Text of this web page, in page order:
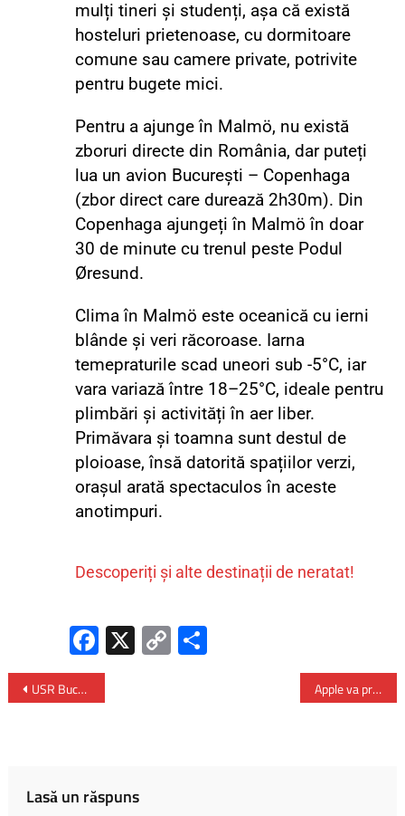
mulți tineri și studenți, așa că există
hosteluri prietenoase, cu dormitoare
comune sau camere private, potrivite
pentru bugete mici.
Pentru a ajunge în Malmö, nu există
zboruri directe din România, dar puteți
lua un avion București – Copenhaga
(zbor direct care durează 2h30m). Din
Copenhaga ajungeți în Malmö în doar
30 de minute cu trenul peste Podul
Øresund.
Clima în Malmö este oceanică cu ierni
blânde și veri răcoroase. Iarna
temepraturile scad uneori sub -5°C, iar
vara variază între 18–25°C, ideale pentru
plimbări și activități în aer liber.
Primăvara și toamna sunt destul de
ploioase, însă datorită spațiilor verzi,
orașul arată spectaculos în aceste
anotimpuri.
Descoperiți și alte destinații de neratat!
Fa
ce
b
X C
o
USR București propune interzicerea reclamelor la jocuri de noroc și la produse din tutun încălzit Apple va produce în India modelele iPhone 17 destinate pieței americane
Lasă un răspuns